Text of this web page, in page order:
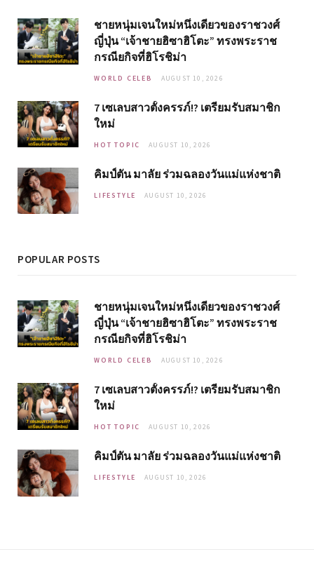
ชายหนุ่มเจนใหม่หนึ่งเดียวของราชวงศ์
ญี่ปุ่น “เจ้าชายฮิซาฮิโตะ” ทรงพระราช
กรณียกิจที่ฮิโรชิม่า
WORLD CELEB AUGUST 10, 2026
7 เซเลบสาวตั้งครรภ์!? เตรียมรับสมาชิก
ใหม่
HOT TOPIC AUGUST 10, 2026
คิมป์ตัน มาลัย ร่วมฉลองวันแม่แห่งชาติ
LIFESTYLE AUGUST 10, 2026
POPULAR POSTS
ชายหนุ่มเจนใหม่หนึ่งเดียวของราชวงศ์
ญี่ปุ่น “เจ้าชายฮิซาฮิโตะ” ทรงพระราช
กรณียกิจที่ฮิโรชิม่า
WORLD CELEB AUGUST 10, 2026
7 เซเลบสาวตั้งครรภ์!? เตรียมรับสมาชิก
ใหม่
HOT TOPIC AUGUST 10, 2026
คิมป์ตัน มาลัย ร่วมฉลองวันแม่แห่งชาติ
LIFESTYLE AUGUST 10, 2026